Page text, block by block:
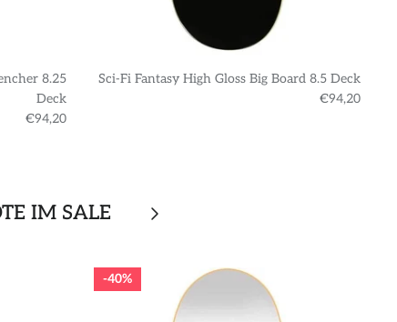
8.25
Deck
€94,20
Sci-Fi Fantasy High Gloss Big Board 8.5 Deck
€94,20
IM SALE
40%